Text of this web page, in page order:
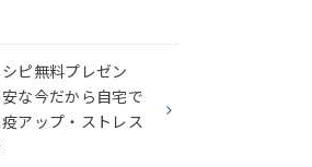
シピ無料プレゼン
安な今だから自宅で
アップ・ストレス